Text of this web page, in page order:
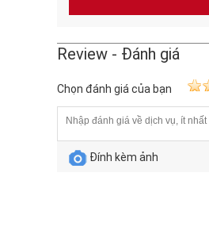
Review - Đánh giá
Chọn đánh giá của bạn
Đính kèm ảnh